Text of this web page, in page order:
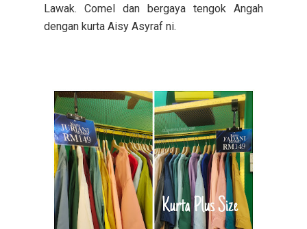
Lawak. Comel dan bergaya tengok Angah
dengan kurta Aisy Asyraf ni.